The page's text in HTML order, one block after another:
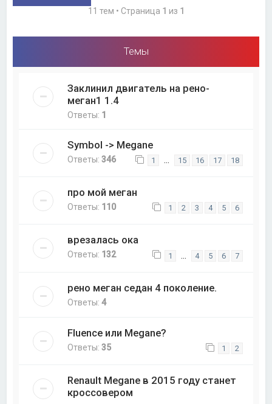
11 тем • Страница 1 из 1
Темы
Заклинил двигатель на рено-
меган1 1.4
Ответы: 1
Symbol -> Megane
Ответы:346 1 … 15 16 17 18
про мой меган
Ответы: 110 1 2 3 4 5 6
врезалась ока
Ответы: 132 1 4 5 6 7
рено меган седан 4 поколение.
Ответы:4
Fluence или Megane?
Ответы:35 1 2
Renault Megane в 2015 году станет
кроссовером